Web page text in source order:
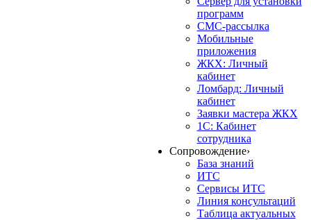
программ
СМС-рассылка
Мобильные
приложения
ЖКХ: Личный
кабинет
Ломбард: Личный
кабинет
Заявки мастера ЖКХ
1С: Кабинет
сотрудника
Сопровождение›
База знаний
ИТС
Сервисы ИТС
Линия консультаций
Таблица актуальных